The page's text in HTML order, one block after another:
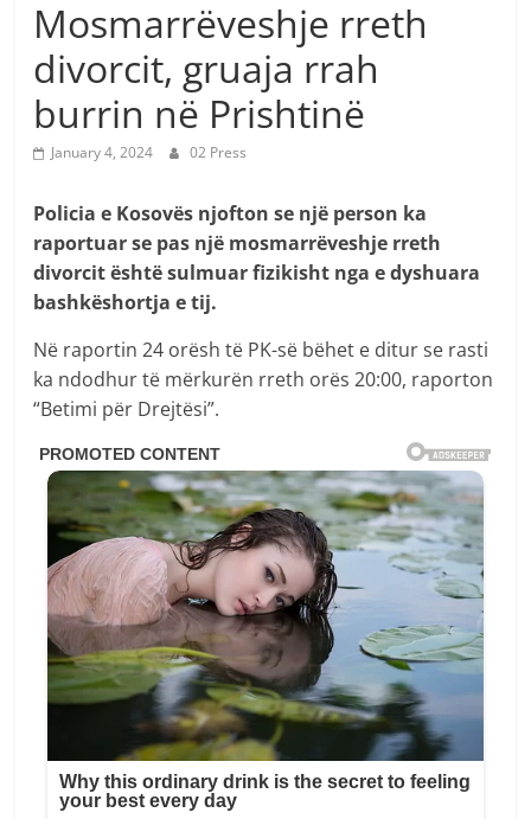
Mosmarrëveshje rreth
divorcit, gruaja rrah
burrin në Prishtinë
January 4, 2024 02 Press
Policia e Kosovës njofton se një person ka
raportuar se pas një mosmarrëveshje rreth
divorcit është sulmuar fizikisht nga e dyshuara
bashkëshortja e tij.
Në raportin 24 orësh të PK-së bëhet e ditur se rasti
ka ndodhur të mërkurën rreth orës 20:00, raporton
“Betimi për Drejtësi”.